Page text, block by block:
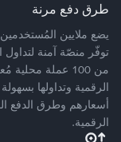
طرق دفع مرنة
من 100 عملة
الرقمية وتداولها
أسعارهم وطرق الدفع
الرقمية.